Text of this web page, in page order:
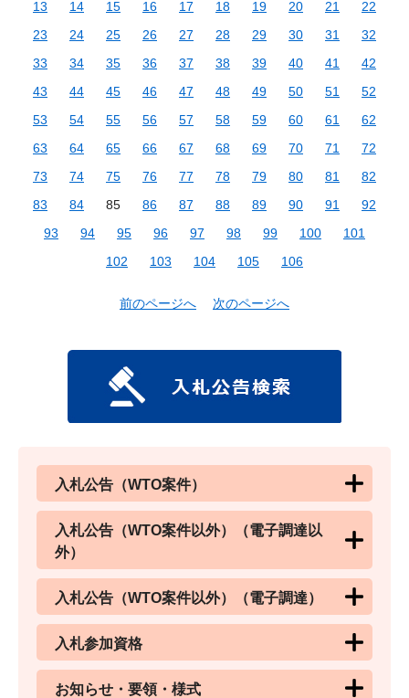
13
14 15 16 17 18 19 20 21
22
23
24 25 26 27 28 29 30 31
32
33
34 35 36 37 38 39 40 41
42
43
44 45 46 47 48 49 50 51
52
53
54 55 56 57 58 59 60 61
62
63
64 65 66 67 68 69 70 71
72
73
74 75 76 77 78 79 80 81
82
83
84 85 86 87 88 89 90 91
92
93
94 95 96 97 98 99 100
101
102
103 104 105 106
前のページへ 次のページへ
入札公告（WTO案件）
入札公告（WTO案件以外）（電子調達以
外）
入札公告（WTO案件以外）（電子調達）
入札参加資格
お知らせ・要領・様式